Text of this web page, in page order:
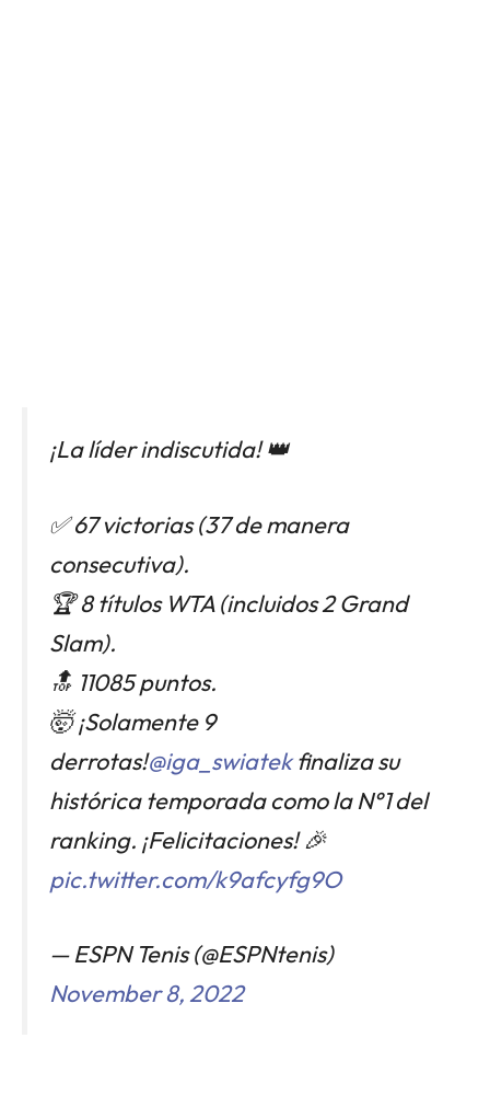
¡La líder indiscutida! 👑
✅ 67 victorias (37 de manera
consecutiva).
🏆 8 títulos WTA (incluidos 2 Grand
Slam).
🔝 11085 puntos.
🤯 ¡Solamente 9
derrotas!@iga_swiatekfinaliza su
histórica temporada como la N°1 del
ranking. ¡Felicitaciones! 🎉
pic.twitter.com/k9afcyfg9O
— ESPN Tenis (@ESPNtenis)
November 8, 2022